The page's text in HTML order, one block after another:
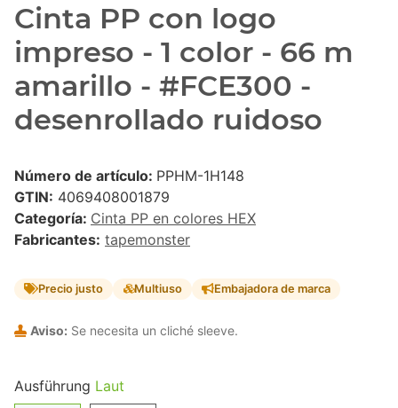
Cinta PP con logo
impreso - 1 color - 66 m
amarillo - #FCE300 -
desenrollado ruidoso
Número de artículo: PPHM-1H148
GTIN: 4069408001879
Categoría: Cinta PP en colores HEX
Fabricantes: tapemonster
Precio justo Multiuso Embajadora de marca
Aviso: Se necesita un cliché sleeve.
Ausführung Laut